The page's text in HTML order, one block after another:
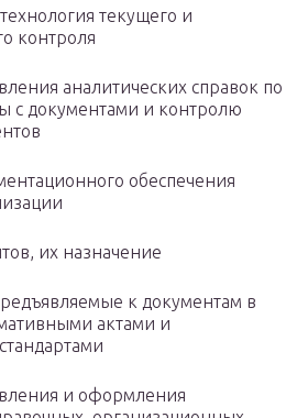
текущего и
контроля
аналитических справок по
с документами и контролю
обеспечения
их назначение
к документам в
актами и
и оформления